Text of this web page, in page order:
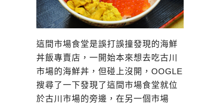
這間市場食堂是誤打誤撞發現的海鮮
丼飯專賣店，一開始本來想去吃古川
市場的海鮮丼，但碰上沒開，OOGLE
搜尋了一下發現了這間市場食堂就位
於古川市場的旁邊，在另一個市場